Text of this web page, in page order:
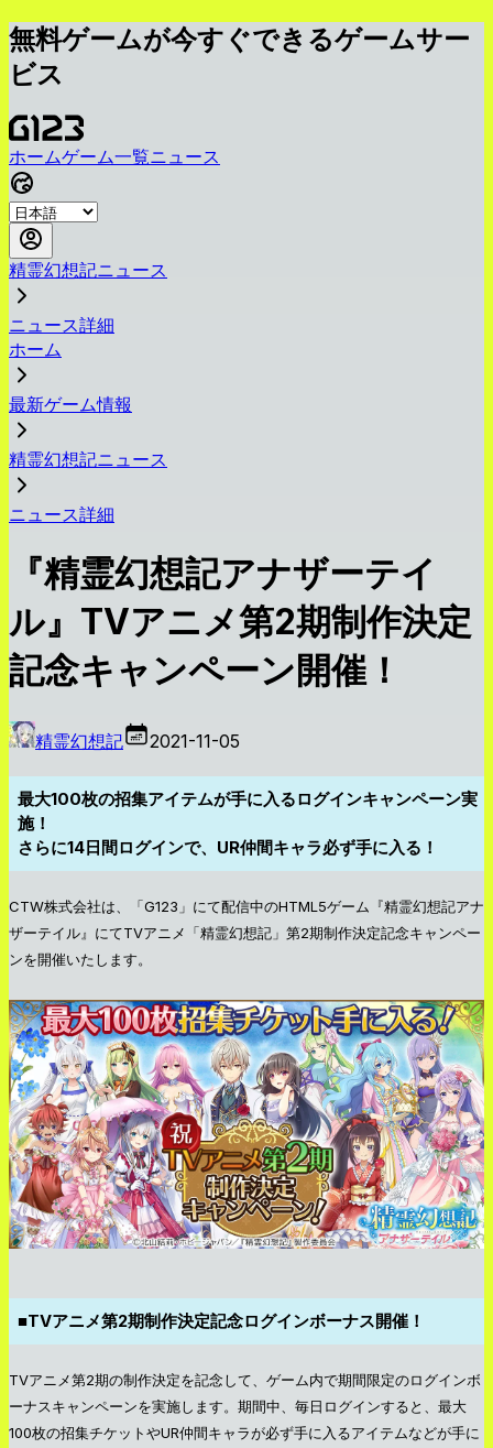
無料ゲームが今すぐできるゲームサー
ビス
ホームゲーム一覧ニュース
精霊幻想記ニュース
ニュース詳細
ホーム
最新ゲーム情報
精霊幻想記ニュース
ニュース詳細
『精霊幻想記アナザーテイ
ル』TVアニメ第2期制作決定
記念キャンペーン開催！
精霊幻想記 2021-11-05
最大100枚の招集アイテムが手に入るログインキャンペーン実
施！
さらに14日間ログインで、UR仲間キャラ必ず手に入る！
CTW株式会社は、「G123」にて配信中のHTML5ゲーム『精霊幻想記アナ
ザーテイル』にてTVアニメ「精霊幻想記」第2期制作決定記念キャンペー
ンを開催いたします。
■TVアニメ第2期制作決定記念ログインボーナス開催！
TVアニメ第2期の制作決定を記念して、ゲーム内で期間限定のログインボ
ーナスキャンペーンを実施します。期間中、毎日ログインすると、最大
100枚の招集チケットやUR仲間キャラが必ず手に入るアイテムなどが手に